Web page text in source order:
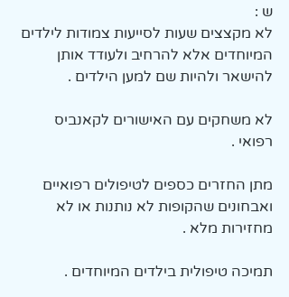
ש :
לא מקצצים שעות לסייעות צמודות לילדים
המיוחדים אלא להרחיב ולעודד אותן
להישאר ולהיות שם למען הילדים .
לא משחקים עם האישורים לקאנביס
רפואי .
מתן החזרים כספים לטיפולים רפואיים
ואבחונים שהקופות לא נותנות או לא
מחזירות מלא .
תמיכה טיפולית בילדים המיוחדים .